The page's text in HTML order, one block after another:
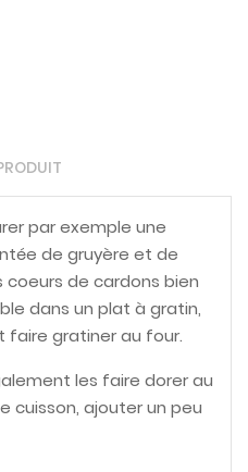
par exemple une
de gruyère et de
coeurs de cardons bien
dans un plat à gratin,
faire gratiner au four.
les faire dorer au
cuisson, ajouter un peu